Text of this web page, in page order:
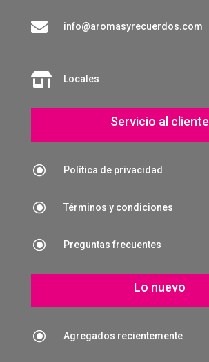
 info@aromasyrecuerdos.com
 Locales
Servicio al cliente
\ Política de privacidad
\ Términos y condiciones
\ Preguntas frecuentes
Lo nuevo
\ Agregados recientemente